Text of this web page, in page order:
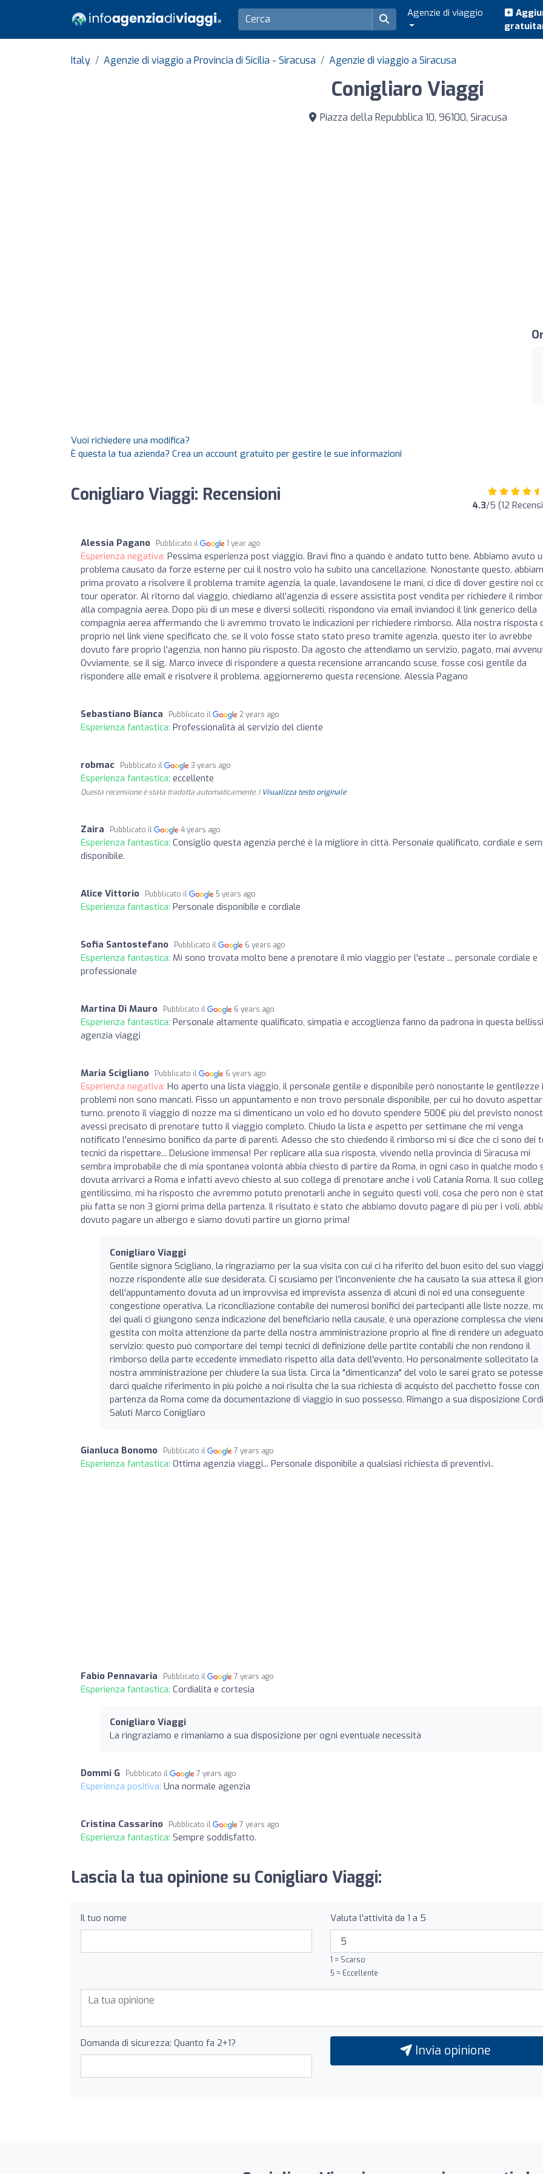
Agenzie di viaggio
Italy Agenzie di viaggio a Provincia di Sicilia - Siracusa Agenzie di viaggio a Siracusa
Conigliaro Viaggi
Piazza della Repubblica 10, 96100, Siracusa
Vuoi richiedere una modifica?
È questa la tua azienda? Crea un account gratuito per gestire le sue informazioni
Conigliaro Viaggi: Recensioni 4.3/5 (12
Alessia Pagano Pubblicato il 1 year ago
Esperienza negativa: Pessima esperienza post viaggio. Bravi fino a quando è andato tutto bene. Abbiamo avuto
problema causato da forze esterne per cui il nostro volo ha subito una cancellazione. Nonostante questo,
prima provato a risolvere il problema tramite agenzia, la quale, lavandosene le mani, ci dice di dover gestire noi
tour operator. Al ritorno dal viaggio, chiediamo all'agenzia di essere assistita post vendita per richiedere il
alla compagnia aerea. Dopo più di un mese e diversi solleciti, rispondono via email inviandoci il link generico della
compagnia aerea affermando che lì avremmo trovato le indicazioni per richiedere rimborso. Alla nostra risposta
proprio nel link viene specificato che, se il volo fosse stato stato preso tramite agenzia, questo iter lo avrebbe
dovuto fare proprio l'agenzia, non hanno più risposto. Da agosto che attendiamo un servizio, pagato, mai
Ovviamente, se il sig. Marco invece di rispondere a questa recensione arrancando scuse, fosse così gentile da
rispondere alle email e risolvere il problema, aggiorneremo questa recensione. Alessia Pagano
Sebastiano Bianca Pubblicato il 2 years ago
Esperienza fantastica: Professionalità al servizio del cliente
robmac Pubblicato il 3 years ago
Esperienza fantastica: eccellente
Questa recensione è stata tradotta automaticamente. | Visualizza testo originale
Zaira Pubblicato il 4 years ago
Esperienza fantastica: Consiglio questa agenzia perché è la migliore in città. Personale qualificato, cordiale e
disponibile.
Alice Vittorio Pubblicato il 5 years ago
Esperienza fantastica: Personale disponibile e cordiale
Sofia Santostefano Pubblicato il 6 years ago
Esperienza fantastica: Mi sono trovata molto bene a prenotare il mio viaggio per l'estate ... personale cordiale e
professionale
Martina Di Mauro Pubblicato il 6 years ago
Esperienza fantastica: Personale altamente qualificato, simpatia e accoglienza fanno da padrona in questa
agenzia viaggi
Maria Scigliano Pubblicato il 6 years ago
Esperienza negativa: Ho aperto una lista viaggio, il personale gentile e disponibile però nonostante le gentilezze i
problemi non sono mancati. Fisso un appuntamento e non trovo personale disponibile, per cui ho dovuto
turno. prenoto il viaggio di nozze ma si dimenticano un volo ed ho dovuto spendere 500€ più del previsto
avessi precisato di prenotare tutto il viaggio completo. Chiudo la lista e aspetto per settimane che mi venga
notificato l'ennesimo bonifico da parte di parenti. Adesso che sto chiedendo il rimborso mi si dice che ci sono dei
tecnici da rispettare... Delusione immensa! Per replicare alla sua risposta, vivendo nella provincia di Siracusa mi
sembra improbabile che di mia spontanea volontà abbia chiesto di partire da Roma, in ogni caso in qualche modo
dovuta arrivarci a Roma e infatti avevo chiesto al suo collega di prenotare anche i voli Catania Roma. Il suo
gentilissimo, mi ha risposto che avremmo potuto prenotarli anche in seguito questi voli, cosa che però non è
più fatta se non 3 giorni prima della partenza. Il risultato è stato che abbiamo dovuto pagare di più per i voli,
dovuto pagare un albergo e siamo dovuti partire un giorno prima!
Conigliaro Viaggi
Gentile signora Scigliano, la ringraziamo per la sua visita con cui ci ha riferito del buon esito del suo
nozze rispondente alle sue desiderata. Ci scusiamo per l'inconveniente che ha causato la sua attesa il
dell'appuntamento dovuta ad un improvvisa ed imprevista assenza di alcuni di noi ed una conseguente
congestione operativa. La riconciliazione contabile dei numerosi bonifici dei partecipanti alle liste nozze,
dei quali ci giungono senza indicazione del beneficiario nella causale, è una operazione complessa che
gestita con molta attenzione da parte della nostra amministrazione proprio al fine di rendere un adeguato
servizio: questo può comportare dei tempi tecnici di definizione delle partite contabili che non rendono il
rimborso della parte eccedente immediato rispetto alla data dell'evento. Ho personalmente sollecitato la
nostra amministrazione per chiudere la sua lista. Circa la "dimenticanza" del volo le sarei grato se potesse
darci qualche riferimento in più poichè a noi risulta che la sua richiesta di acquisto del pacchetto fosse con
partenza da Roma come da documentazione di viaggio in suo possesso. Rimango a sua disposizione
Saluti Marco Conigliaro
Gianluca Bonomo Pubblicato il 7 years ago
Esperienza fantastica: Ottima agenzia viaggi... Personale disponibile a qualsiasi richiesta di preventivi..
Fabio Pennavaria Pubblicato il 7 years ago
Esperienza fantastica: Cordialità e cortesia
Conigliaro Viaggi
La ringraziamo e rimaniamo a sua disposizione per ogni eventuale necessità
Dommi G Pubblicato il 7 years ago
Esperienza positiva: Una normale agenzia
Cristina Cassarino Pubblicato il 7 years ago
Esperienza fantastica: Sempre soddisfatto.
Lascia la tua opinione su Conigliaro Viaggi:
Il tuo nome Valuta l'attività da 1 a 5
1 = Scarso
5 = Eccellente
Domanda di sicurezza: Quanto fa 2+1? Invia opinione